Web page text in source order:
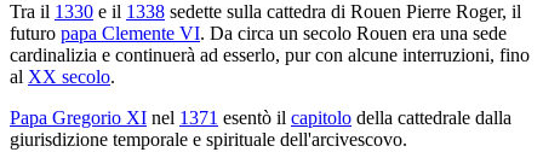
Tra il 1330 e il 1338 sedette sulla cattedra di Rouen Pierre Roger, il
futuro papa Clemente VI. Da circa un secolo Rouen era una sede
cardinalizia e continuerà ad esserlo, pur con alcune interruzioni, fino
al XX secolo.
Papa Gregorio XI nel 1371 esentò il capitolo della cattedrale dalla
giurisdizione temporale e spirituale dell'arcivescovo.